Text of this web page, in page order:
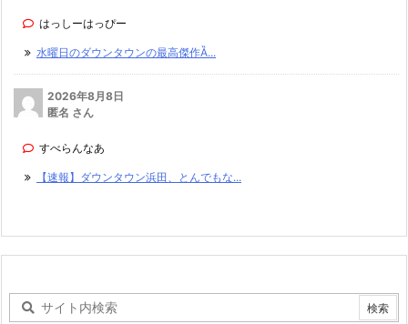
はっしーはっぴー
水曜日のダウンタウンの最高傑作Ȁ...
2026年8月8日
匿名 さん
すべらんなあ
【速報】ダウンタウン浜田、とんでもな...